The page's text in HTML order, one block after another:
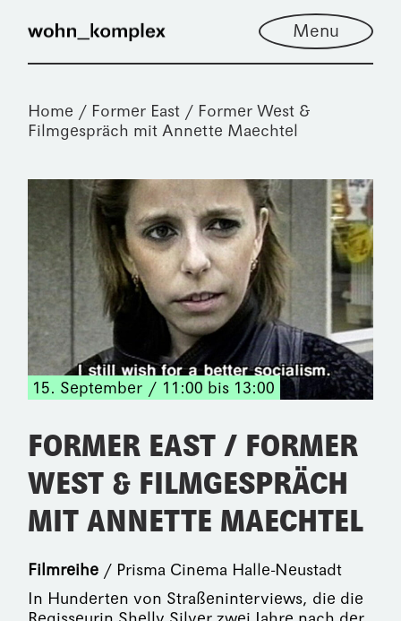
Menu
Home
Former East / Former West &
Filmgespräch mit Annette Maechtel
15. September 11:00 bis 13:00
FORMER EAST / FORMER
WEST & FILMGESPRÄCH
MIT ANNETTE MAECHTEL
Filmreihe / Prisma Cinema Halle-Neustadt
In Hunderten von Straßeninterviews, die die